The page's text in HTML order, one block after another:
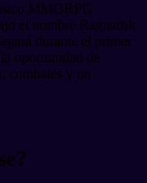
MMORPG
el nombre Ragnarok
durante el primer
oportunidad de
combates y un